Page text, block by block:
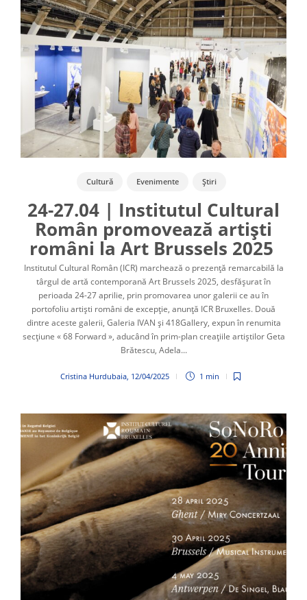
Cultură Evenimente Știri
24-27.04 | Institutul Cultural
Român promovează artiști
români la Art Brussels 2025
Institutul Cultural Român (ICR) marchează o prezență remarcabilă la
târgul de artă contemporană Art Brussels 2025, desfășurat în
perioada 24-27 aprilie, prin promovarea unor galerii ce au în
portofoliu artiști români de excepție, anunță ICR Bruxelles. Două
dintre aceste galerii, Galeria IVAN și 418Gallery, expun în renumita
secțiune « 68 Forward », aducând în prim-plan creațiile artiștilor Geta
Brătescu, Adela...
Cristina Hurdubaia, 12/04/2025 1 min